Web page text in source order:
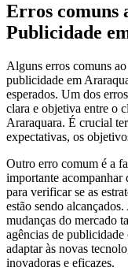
Erros comuns
Publicidade
Alguns erros comuns
publicidade em
esperados. Um dos
clara e objetiva entre o
Araraquara. É crucial
expectativas, os
Outro erro comum é a
importante acompanhar
para verificar se as
estão sendo
mudanças do mercado
agências de publicidade
adaptar às novas
inovadoras e eficazes.